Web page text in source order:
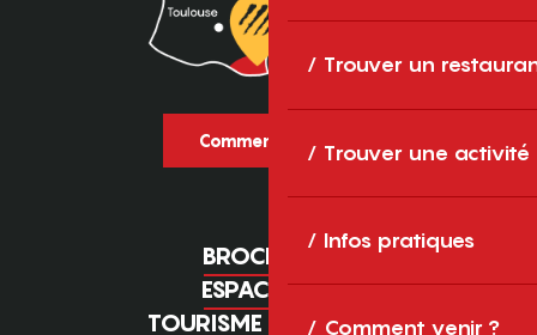
Trouver un
Trouver une activité
Infos pratiques
Comment venir ?
Comment venir ?
BROCHURES
ESPACE PRO
TOURISME D'AFFAIRES